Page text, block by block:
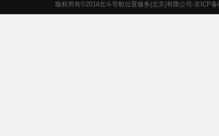
版权所有©2014北斗导航位置服务(北京)有限公司-京ICP